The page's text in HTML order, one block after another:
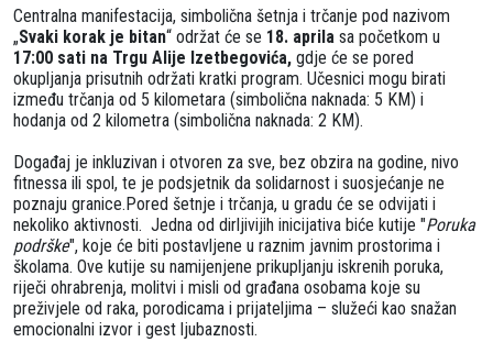
Centralna manifestacija, simbolična šetnja i trčanje pod nazivom
„Svaki korak je bitan“ održat će se 18. aprila sa početkom u
17:00 sati na Trgu Alije Izetbegovića, gdje će se pored
okupljanja prisutnih održati kratki program. Učesnici mogu birati
između trčanja od 5 kilometara (simbolična naknada: 5 KM) i
hodanja od 2 kilometra (simbolična naknada: 2 KM).
Događaj je inkluzivan i otvoren za sve, bez obzira na godine, nivo
fitnessa ili spol, te je podsjetnik da solidarnost i suosjećanje ne
poznaju granice.Pored šetnje i trčanja, u gradu će se odvijati i
nekoliko aktivnosti. Jedna od dirljivijih inicijativa biće kutije "Poruka
podrške", koje će biti postavljene u raznim javnim prostorima i
školama. Ove kutije su namijenjene prikupljanju iskrenih poruka,
riječi ohrabrenja, molitvi i misli od građana osobama koje su
preživjele od raka, porodicama i prijateljima – služeći kao snažan
emocionalni izvor i gest ljubaznosti.